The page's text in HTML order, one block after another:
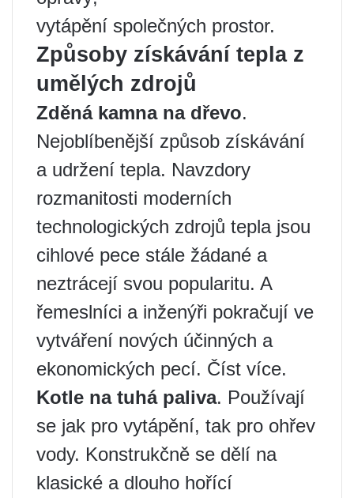
vytápění společných prostor.
Způsoby získávání tepla z
umělých zdrojů
Zděná kamna na dřevo.
Nejoblíbenější způsob získávání
a udržení tepla. Navzdory
rozmanitosti moderních
technologických zdrojů tepla jsou
cihlové pece stále žádané a
neztrácejí svou popularitu. A
řemeslníci a inženýři pokračují ve
vytváření nových účinných a
ekonomických pecí. Číst více.
Kotle na tuhá paliva. Používají
se jak pro vytápění, tak pro ohřev
vody. Konstrukčně se dělí na
klasické a dlouho hořící